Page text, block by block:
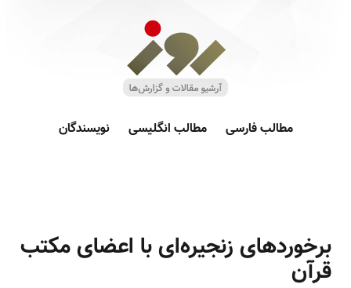
مطالب فارسی مطالب انگلیسی نویسندگان
برخوردهای زنجیره‌ای با اعضای مکتب
قرآن